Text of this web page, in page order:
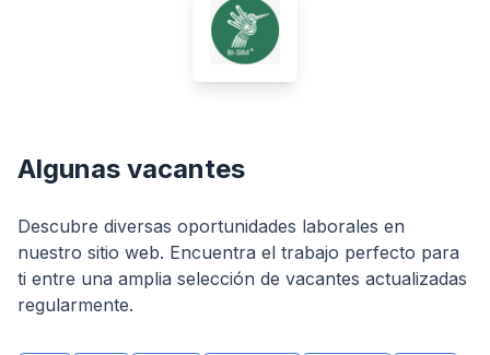
Algunas vacantes
Descubre diversas oportunidades laborales en
nuestro sitio web. Encuentra el trabajo perfecto para
ti entre una amplia selección de vacantes actualizadas
regularmente.